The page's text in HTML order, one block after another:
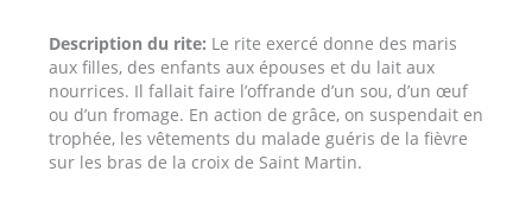
Description du rite: Le rite exercé donne des maris
aux filles, des enfants aux épouses et du lait aux
nourrices. Il fallait faire l’offrande d’un sou, d’un œuf
ou d’un fromage. En action de grâce, on suspendait en
trophée, les vêtements du malade guéris de la fièvre
sur les bras de la croix de Saint Martin.